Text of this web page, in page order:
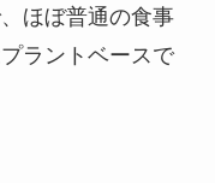
ほぼ普通の食事
ラントベースで